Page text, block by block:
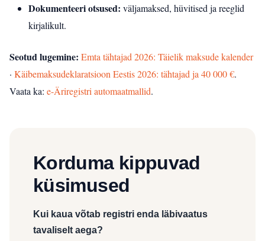
Dokumenteeri otsused: väljamaksed, hüvitised ja reeglid
kirjalikult.
Seotud lugemine: Emta tähtajad 2026: Täielik maksude kalender
· Käibemaksudeklaratsioon Eestis 2026: tähtajad ja 40 000 €.
Vaata ka: e-Äriregistri automaatmallid.
Korduma kippuvad
küsimused
Kui kaua võtab registri enda läbivaatus
tavaliselt aega?